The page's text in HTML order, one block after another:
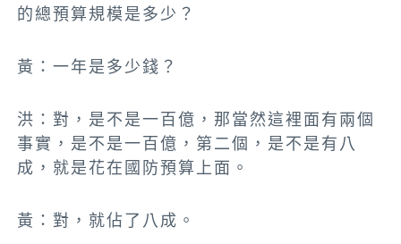
的總預算規模是多少？
黃：一年是多少錢？
洪：對，是不是一百億，那當然這裡面有兩個
事實，是不是一百億，第二個，是不是有八
成，就是花在國防預算上面。
黃：對，就佔了八成。